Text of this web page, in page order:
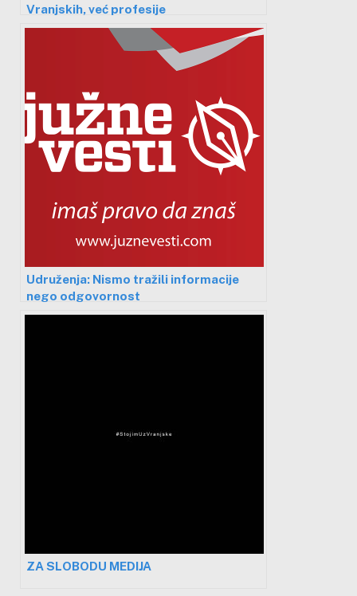
Vranjskih, već profesije
Udruženja: Nismo tražili informacije
nego odgovornost
ZA SLOBODU MEDIJA